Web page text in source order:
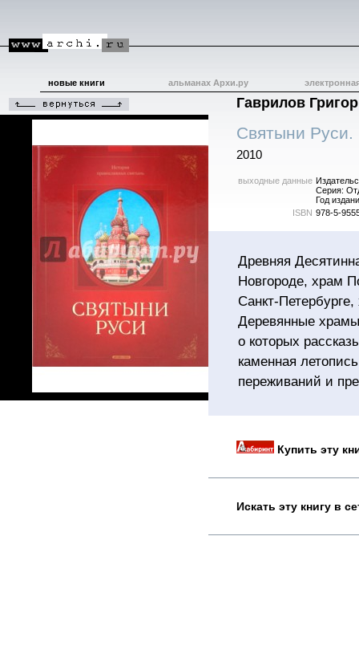
новые книги альманах Архи.ру
Гаврилов
Святыни Руси.
2010
выходные данные
Серия:
Год
ISBN 978-5-
Древняя
Новгороде, храм
Санкт-
Деревянные
о которых
каменная
переживаний и
Купить эту
Искать эту книгу в